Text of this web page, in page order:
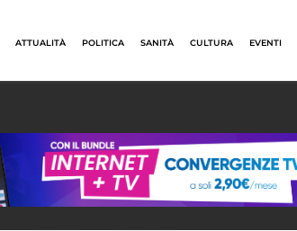
ATTUALITÀ POLITICA SANITÀ CULTURA EVENTI